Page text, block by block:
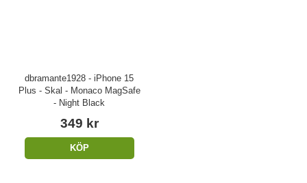
dbramante1928 - iPhone 15
Plus - Skal - Monaco MagSafe
- Night Black
349 kr
KÖP